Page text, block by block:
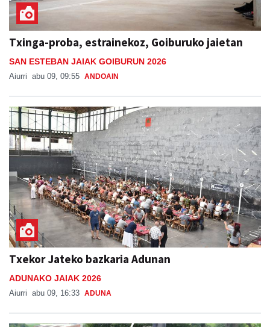
Txinga-proba, estrainekoz, Goiburuko jaietan
SAN ESTEBAN JAIAK GOIBURUN 2026
Aiurri abu 09, 09:55 ANDOAIN
Txekor Jateko bazkaria Adunan
ADUNAKO JAIAK 2026
Aiurri abu 09, 16:33 ADUNA